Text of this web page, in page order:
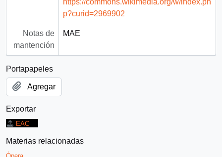
p?curid=2969902
Notas de
mantención
MAE
Portapapeles
Agregar
Exportar
EAC
Materias relacionadas